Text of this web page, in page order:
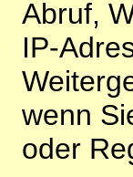
Abruf,
IP-
wenn
oder